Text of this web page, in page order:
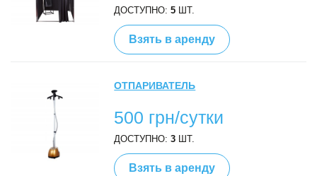
ДОСТУПНО:5 ШТ.
Взять в аренду
ОТПАРИВАТЕЛЬ
500 грн/сутки
ДОСТУПНО:3 ШТ.
Взять в аренду